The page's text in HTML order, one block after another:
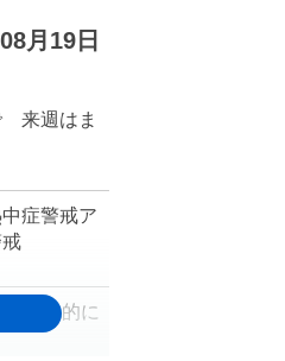
月19日
来週はま
症警戒ア
局地的に